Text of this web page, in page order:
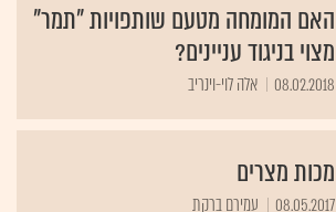
האם המומחה מטעם שותפויות "תמר"
מצוי בניגוד עניינים?
08.02.2018 אלה לוי-וינריב
מכות מצרים
08.05.2017 עמירם ברקת